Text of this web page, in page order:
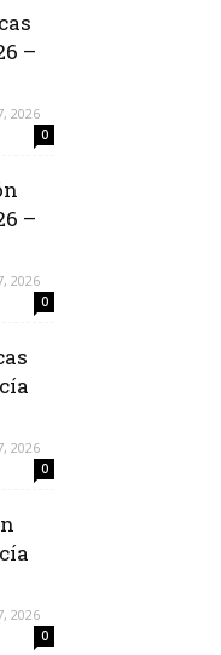
–
2026
0
–
2026
0
2026
0
2026
0